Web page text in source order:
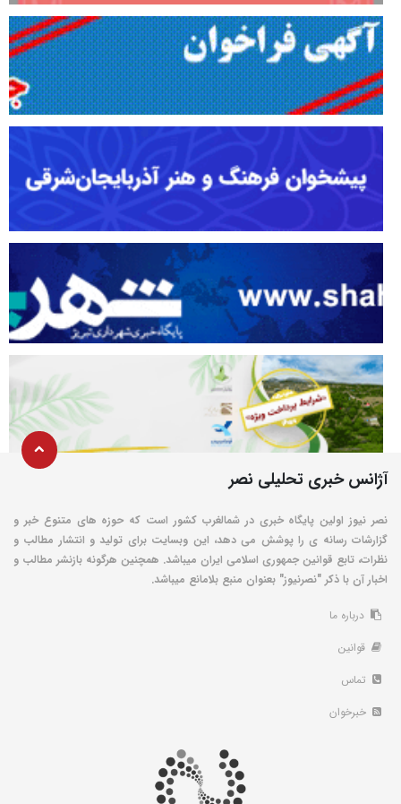
آژانس خبری تحلیلی نصر
نصر نیوز اولین پایگاه خبری در شمالغرب کشور است که حوزه های متنوع خبر و
گزارشات رسانه ی را پوشش می دهد، این وبسایت برای تولید و انتشار مطالب و
نظرات، تابع قوانین جمهوری اسلامی ایران میباشد. همچنین هرگونه بازنشر مطالب و
اخبار آن با ذکر "نصرنیوز" بعنوان منبع بلامانع میباشد.
درباره ما
قوانین
تماس
خبرخوان